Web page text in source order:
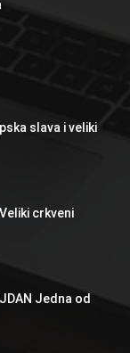
slava i veliki
crkveni
Jedna od